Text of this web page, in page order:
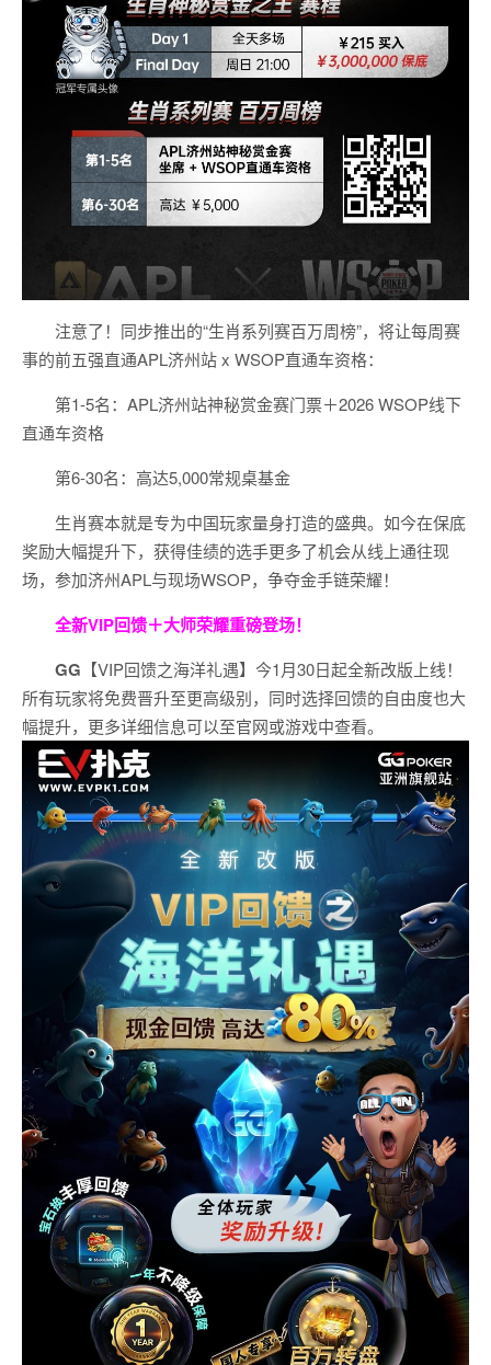
注意了！同步推出的“生肖系列赛百万周榜”，将让每周赛
事的前五强直通APL济州站 x WSOP直通车资格：
第1-5名：APL济州站神秘赏金赛门票＋2026 WSOP线下
直通车资格
第6-30名：高达5,000常规桌基金
生肖赛本就是专为中国玩家量身打造的盛典。如今在保底
奖励大幅提升下，获得佳绩的选手更多了机会从线上通往现
场，参加济州APL与现场WSOP，争夺金手链荣耀！
全新VIP回馈＋大师荣耀重磅登场！
GG 【VIP回馈之海洋礼遇】今1月30日起全新改版上线！
所有玩家将免费晋升至更高级别，同时选择回馈的自由度也大
幅提升，更多详细信息可以至官网或游戏中查看。